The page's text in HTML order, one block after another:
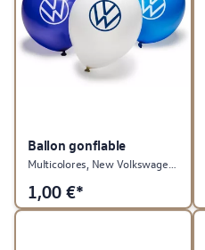
Ballon gonflable
1,00 €*